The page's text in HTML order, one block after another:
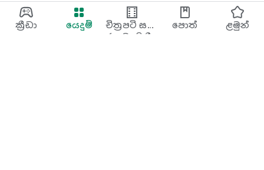
ක්‍රීඩා යෙදුම්
චිත්‍රපටි සහ
රූපවාහිනී
පොත් ළමුන්